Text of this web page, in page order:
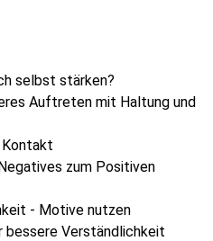
selbst stärken?
Auftreten mit Haltung und
Kontakt
zum Positiven
- Motive nutzen
bessere Verständlichkeit